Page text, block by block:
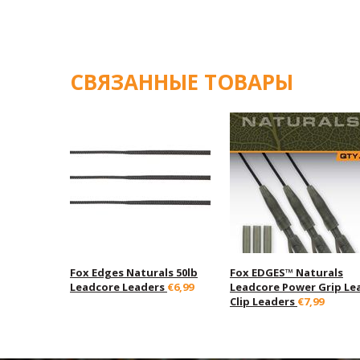
СВЯЗАННЫЕ ТОВАРЫ
Fox Edges Naturals 50lb
Leadcore Leaders €6,99
Fox EDGES™ Naturals
Leadcore Power Grip
Clip Leaders €7,99